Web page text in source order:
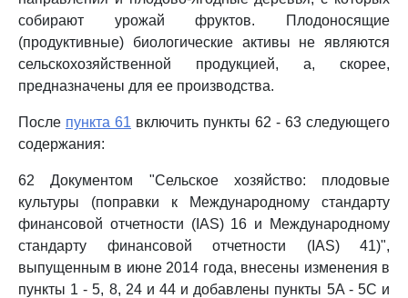
собирают урожай фруктов. Плодоносящие
(продуктивные) биологические активы не являются
сельскохозяйственной продукцией, а, скорее,
предназначены для ее производства.
После пункта 61 включить пункты 62 - 63 следующего
содержания:
62 Документом "Сельское хозяйство: плодовые
культуры (поправки к Международному стандарту
финансовой отчетности (IAS) 16 и Международному
стандарту финансовой отчетности (IAS) 41)",
выпущенным в июне 2014 года, внесены изменения в
пункты 1 - 5, 8, 24 и 44 и добавлены пункты 5A - 5C и